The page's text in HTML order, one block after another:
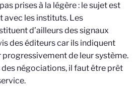
prises à la légère : le sujet est
les instituts. Les
d’ailleurs des signaux
des éditeurs car ils indiquent
de leur système.
négociations, il faut être prêt